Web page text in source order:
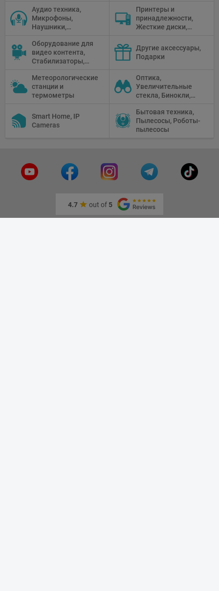
Аудио техника,
Микрофоны,
Наушники,
микшеры, Кабели и
адаптеры
Принтеры и
принадлежности,
Жесткие диски,
Проекторы,
Графические
Планшеты, Бумага
Оборудование для
видео контента,
Стабилизаторы,
Мониторы,
Профессиональное
видео
Другие аксессуары,
Подарки
Метеорологические
станции и
термометры
Оптика,
Увеличительные
стекла, Бинокли,
Телескопы,
Прицелы,
Микроскопы,
Smart Home, IP
Cameras
Бытовая техника,
Пылесосы, Роботы-
пылесосы
4.7 out of 5